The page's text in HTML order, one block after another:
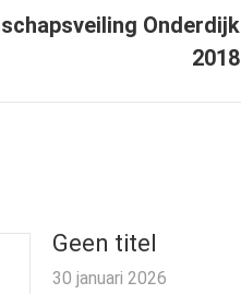
Onderdijk
2018
Geen titel
30 januari 2026